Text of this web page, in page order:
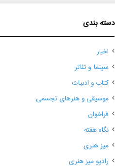
دسته بندی
اخبار
سینما و تئاتر
کتاب و ادبیات
موسیقی و هنرهای تجسمی
فراخوان
نگاه هفته
میز هنری
رادیو میز هنری